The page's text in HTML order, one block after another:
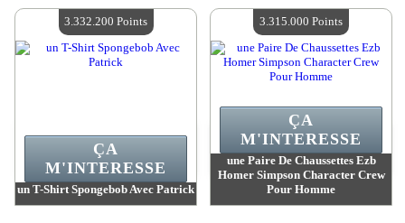
Quantité Disponible :4
Quantité Disponible :4
un T-Shirt Spongebob Avec Patrick
ÇA
M'INTERESSE
3.332.200 Points
une Paire De Chaussettes Ezb
Homer Simpson Character Crew
Pour Homme
ÇA
M'INTERESSE
3.315.000 Points